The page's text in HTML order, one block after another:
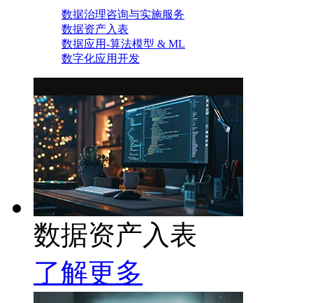
数据治理咨询与实施服务
数据资产入表
数据应用-算法模型 & ML
数字化应用开发
数据资产入表
了解更多